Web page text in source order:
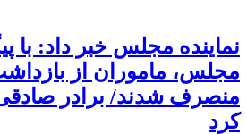
نماینده مجلس خبر داد: با
مجلس، ماموران از
منصرف شدند/ برادر
کرد